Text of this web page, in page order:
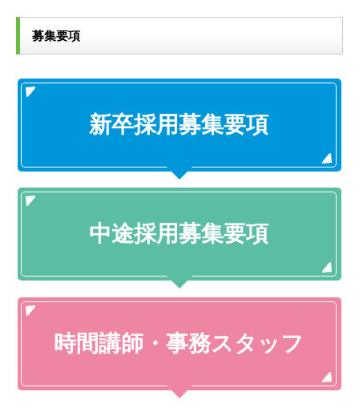
募集要項
新卒採用募集要項
中途採用募集要項
時間講師・ 事務スタッフ